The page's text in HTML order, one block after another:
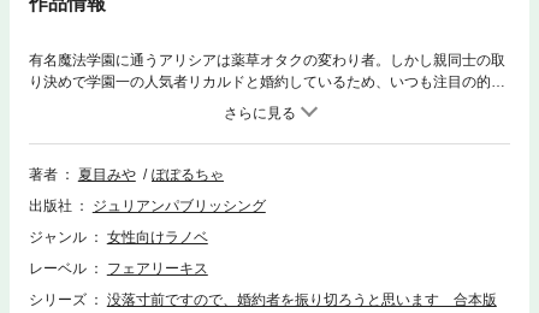
有名魔法学園に通うアリシアは薬草オタクの変わり者。しかし親同士の取
り決めで学園一の人気者リカルドと婚約しているため、いつも注目の的。
何かと世話を焼きたがる彼は「しょうがないから俺が面倒みてやる。情が
深くて優しい俺様に感謝しろよ」と上から目線！ しかし薬草探しの校外
学習で助けられてから胸のトキメキを覚えて!?※こちらは没落寸前ですの
で、婚約者を振り切ろうと思います１～２巻の合本版となります。重複購
著者 夏目みや
ぽぽるちゃ
出版社
ジュリアンパブリッシング
ジャンル
女性向けラノベ
レーベル
フェアリーキス
シリーズ
没落寸前ですので、婚約者を振り切ろうと思います 合本版